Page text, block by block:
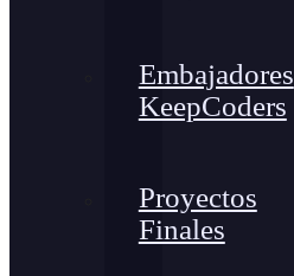
Embajadores
KeepCoders
Proyectos
Finales